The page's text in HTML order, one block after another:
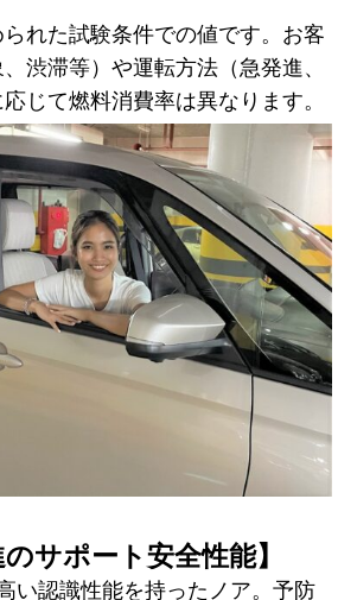
れた試験条件での値です。お客
渋滞等）や運転方法（急発進、
じて燃料消費率は異なります。
のサポート安全性能】
い認識性能を持ったノア。予防